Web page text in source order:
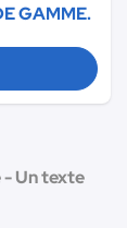
GAMME.
Un texte